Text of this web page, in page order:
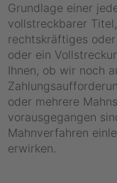
Grundlage einer
vollstreckbarer
rechtskräftiges
oder ein
Ihnen, ob wir noch
oder mehrere
vorausgegangen
Mahnverfahren
erwirken.